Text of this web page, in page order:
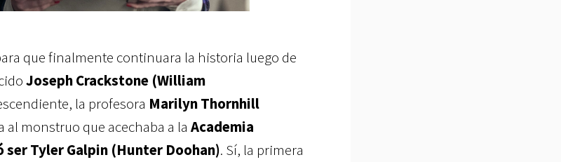
que finalmente continuara la historia luego de
Joseph Crackstone (William
la profesora Marilyn Thornhill
al monstruo que acechaba a la Academia
ser Tyler Galpin (Hunter Doohan). Sí, la primera